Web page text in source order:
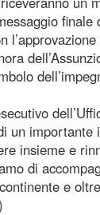
finale
un importante
insieme e
di
e